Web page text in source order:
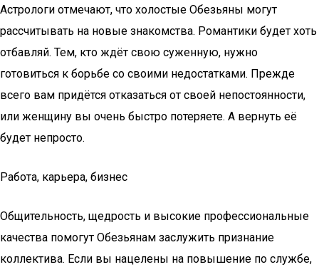
Астрологи отмечают, что холостые Обезьяны могут
рассчитывать на новые знакомства. Романтики будет хоть
отбавляй. Тем, кто ждёт свою суженную, нужно
готовиться к борьбе со своими недостатками. Прежде
всего вам придётся отказаться от своей непостоянности,
или женщину вы очень быстро потеряете. А вернуть её
будет непросто.
Работа, карьера, бизнес
Общительность, щедрость и высокие профессиональные
качества помогут Обезьянам заслужить признание
коллектива. Если вы нацелены на повышение по службе,